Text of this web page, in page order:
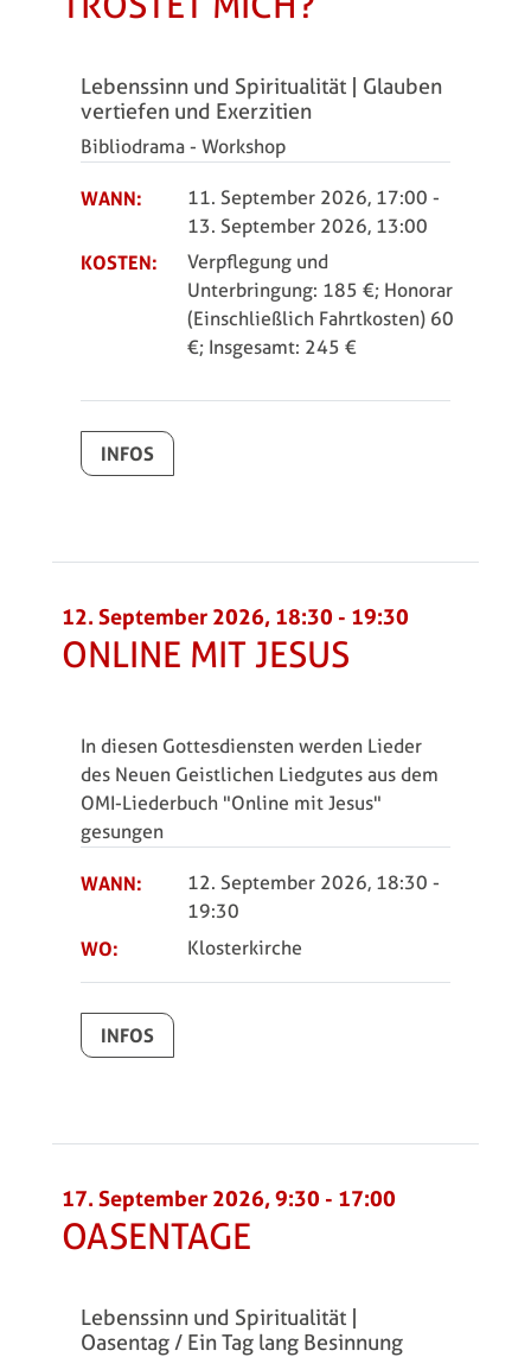
Lebenssinn und Spiritualität | Glauben
vertiefen und Exerzitien
Bibliodrama - Workshop
WANN: 11. September 2026, 17:00 -
13. September 2026, 13:00
KOSTEN:
Verpflegung und
Unterbringung: 185 €; Honorar
(Einschließlich Fahrtkosten) 60
€; Insgesamt: 245 €
INFOS
12. September 2026, 18:30 - 19:30
ONLINE MIT JESUS
In diesen Gottesdiensten werden Lieder
des Neuen Geistlichen Liedgutes aus dem
OMI-Liederbuch "Online mit Jesus"
gesungen
WANN: 12. September 2026, 18:30 -
19:30
WO: Klosterkirche
INFOS
17. September 2026, 9:30 - 17:00
OASENTAGE
Lebenssinn und Spiritualität |
Oasentag / Ein Tag lang Besinnung